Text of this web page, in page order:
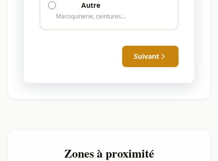
Autre
Maroquinerie, ceintures…
Suivant
Zones à proximité